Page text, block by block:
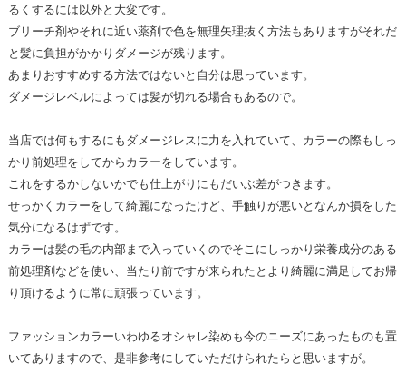
るくするには以外と大変です。
ブリーチ剤やそれに近い薬剤で色を無理矢理抜く方法もありますがそれだ
と髪に負担がかかりダメージが残ります。
あまりおすすめする方法ではないと自分は思っています。
ダメージレベルによっては髪が切れる場合もあるので。
当店では何もするにもダメージレスに力を入れていて、カラーの際もしっ
かり前処理をしてからカラーをしています。
これをするかしないかでも仕上がりにもだいぶ差がつきます。
せっかくカラーをして綺麗になったけど、手触りが悪いとなんか損をした
気分になるはずです。
カラーは髪の毛の内部まで入っていくのでそこにしっかり栄養成分のある
前処理剤などを使い、当たり前ですが来られたとより綺麗に満足してお帰
り頂けるように常に頑張っています。
ファッションカラーいわゆるオシャレ染めも今のニーズにあったものも置
いてありますので、是非参考にしていただけられたらと思いますが。